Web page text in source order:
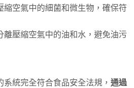
縮空氣中的細菌和微生物，確保符
離壓縮空氣中的油和水，避免油污
系統完全符合食品安全法規， 通過